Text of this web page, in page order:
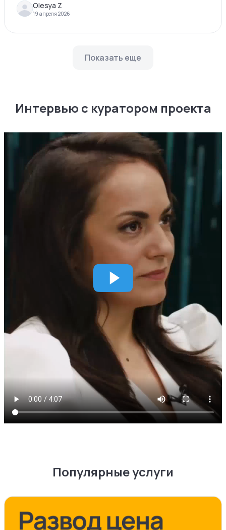
Olesya Z
19 апреля 2026
Показать еще
Интервью с куратором проекта
Популярные услуги